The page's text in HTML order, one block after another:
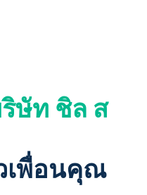
ษัท ชิล ส
เพื่อนคุณ